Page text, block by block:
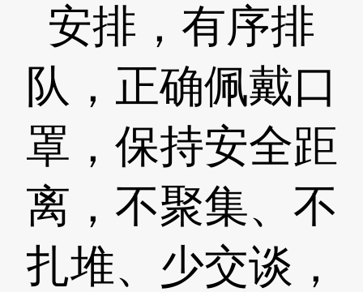
安排，有序排
队，正确佩戴口
罩，保持安全距
离，不聚集、不
扎堆、少交谈，